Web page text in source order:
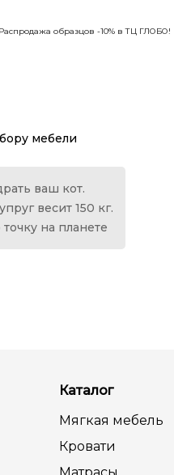
Распродажа образцов -10% в ТЦ ГЛОБО!
мебели
ваш кот.
весит 150 кг.
на планете
Каталог
Мягкая мебель
Кровати